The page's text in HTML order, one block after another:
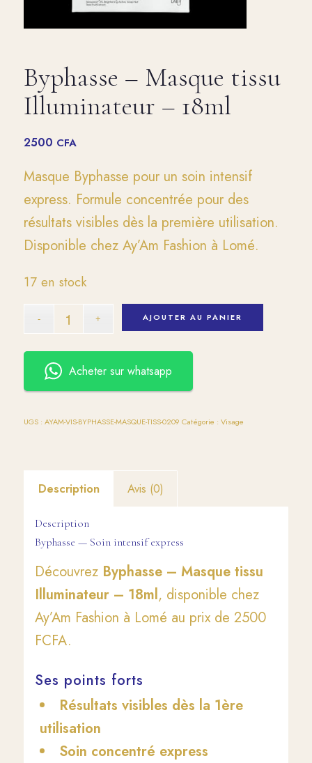
Byphasse – Masque tissu
Illuminateur – 18ml
2500 CFA
Masque Byphasse pour un soin intensif
express. Formule concentrée pour des
résultats visibles dès la première utilisation.
Disponible chez Ay’Am Fashion à Lomé.
17 en stock
AJOUTER AU PANIER
Acheter sur whatsapp
UGS : AYAM-VIS-BYPHASSE-MASQUE-TISS-0209 Catégorie : Visage
Description Avis (0)
Description
Byphasse — Soin intensif express
Découvrez Byphasse – Masque tissu
Illuminateur – 18ml, disponible chez
Ay’Am Fashion à Lomé au prix de 2500
FCFA.
Ses points forts
Résultats visibles dès la 1ère
utilisation
Soin concentré express